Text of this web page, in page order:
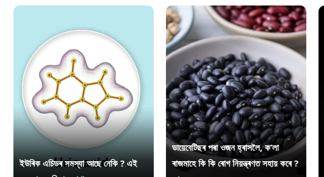
ইউৰিক এচিডৰ সমস্যা আছে নেকি ? এই
ডায়েবেটিছৰ পৰা ওজন হ্ৰাসলৈ, ক’লা
ৰাজমাহে কি কি ৰোগ নিয়ন্ত্ৰণত সহায় কৰে ?